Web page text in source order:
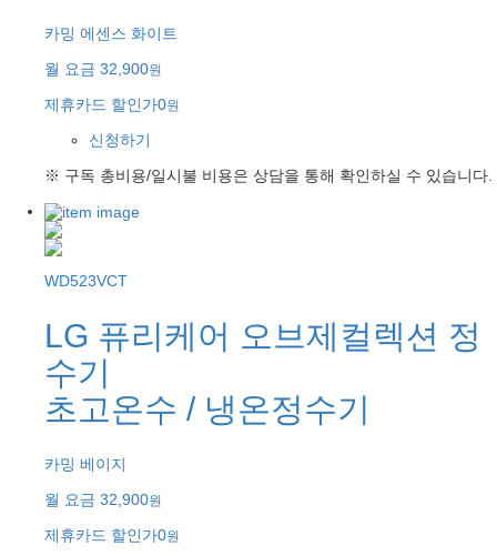
카밍 에센스 화이트
월 요금 32,900원
제휴카드 할인가0원
신청하기
※ 구독 총비용/일시불 비용은 상담을 통해 확인하실 수 있습니다.
WD523VCT
LG 퓨리케어 오브제컬렉션 정
수기
초고온수 / 냉온정수기
카밍 베이지
월 요금 32,900원
제휴카드 할인가0원